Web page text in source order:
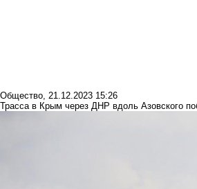
Общество 21.12.2023 15:26
Трасса в Крым через ДНР вдоль Азовского